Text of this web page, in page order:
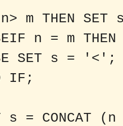
m THEN
n = m
SET s = '<';
IF;
s =